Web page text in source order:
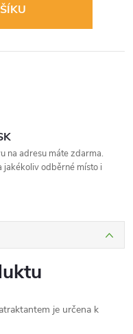
na adresu máte zdarma.
odběrné místo i
je určena k